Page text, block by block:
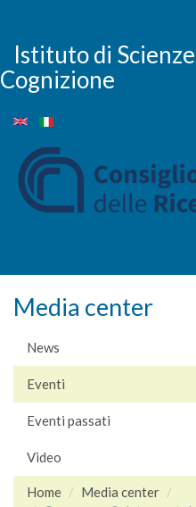
contenuto
principale
Istituto di
Cognizione
Media center
News
Eventi
Eventi passati
Video
Home
Media center